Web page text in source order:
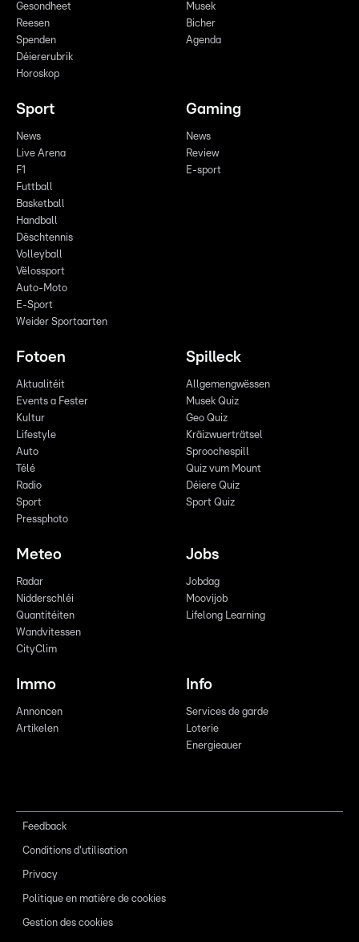
Gesondheet
Reesen
Spenden
Déiererubrik
Horoskop
Musek
Bicher
Agenda
Sport
News
Live Arena
F1
Futtball
Basketball
Handball
Dëschtennis
Volleyball
Vëlossport
Auto-Moto
E-Sport
Weider Sportaarten
Gaming
News
Review
E-sport
Fotoen
Aktualitéit
Events a Fester
Kultur
Lifestyle
Auto
Télé
Radio
Sport
Pressphoto
Spilleck
Allgemengwëssen
Musek Quiz
Geo Quiz
Kräizwuerträtsel
Sproochespill
Quiz vum Mount
Déiere Quiz
Sport Quiz
Meteo
Radar
Nidderschléi
Quantitéiten
Wandvitessen
CityClim
Jobs
Jobdag
Moovijob
Lifelong Learning
Immo
Annoncen
Artikelen
Info
Services de garde
Loterie
Energieauer
Feedback
Conditions d'utilisation
Privacy
Politique en matière de cookies
Gestion des cookies